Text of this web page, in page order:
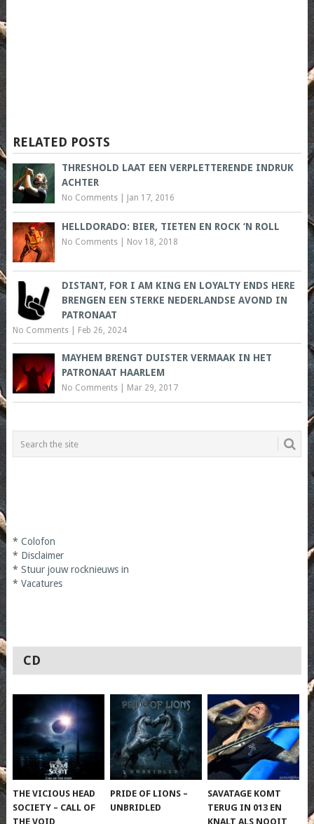
RELATED POSTS
THRESHOLD LAAT EEN VERPLETTERENDE INDRUK
ACHTER
No Comments| Jan 17, 2016
HELLDORADO: BIER, TIETEN EN ROCK ‘N ROLL
No Comments| Nov 18, 2018
DISTANT, FOR I AM KING EN LOYALTY ENDS HERE
BRENGEN EEN STERKE NEDERLANDSE AVOND IN
PATRONAAT
No Comments| Feb 26, 2024
MAYHEM BRENGT DUISTER VERMAAK IN HET
PATRONAAT HAARLEM
No Comments| Mar 29, 2017
* Colofon
* Disclaimer
* Stuur jouw rocknieuws in
* Vacatures
CD
THE VICIOUS HEAD
SOCIETY – CALL OF
THE VOID
PRIDE OF LIONS –
UNBRIDLED
SAVATAGE KOMT
TERUG IN 013 EN
KNALT ALS NOOIT